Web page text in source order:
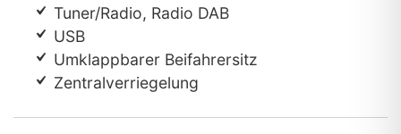
Tuner/Radio, Radio DAB
USB
Umklappbarer Beifahrersitz
Zentralverriegelung